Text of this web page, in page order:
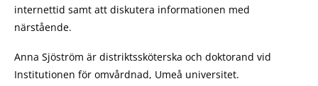
internettid samt att diskutera informationen med
närstående.
Anna Sjöström är distriktssköterska och doktorand vid
Institutionen för omvårdnad, Umeå universitet.